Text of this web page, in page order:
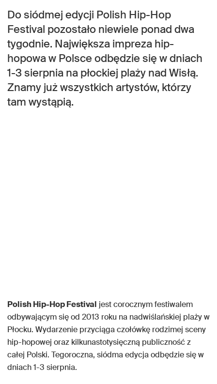
Do siódmej edycji Polish Hip-Hop
Festival pozostało niewiele ponad dwa
tygodnie. Największa impreza hip-
hopowa w Polsce odbędzie się w dniach
1-3 sierpnia na płockiej plaży nad Wisłą.
Znamy już wszystkich artystów, którzy
tam wystąpią.
Polish Hip-Hop Festival jest corocznym festiwalem
odbywającym się od 2013 roku na nadwiślańskiej plaży w
Płocku. Wydarzenie przyciąga czołówkę rodzimej sceny
hip-hopowej oraz kilkunastotysięczną publiczność z
całej Polski. Tegoroczna, siódma edycja odbędzie się w
dniach 1-3 sierpnia.